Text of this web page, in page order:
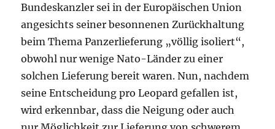
Bundeskanzler sei in der Europäischen Union
angesichts seiner besonnenen Zurückhaltung
beim Thema Panzerlieferung „völlig isoliert“,
obwohl nur wenige Nato-Länder zu einer
solchen Lieferung bereit waren. Nun, nachdem
seine Entscheidung pro Leopard gefallen ist,
wird erkennbar, dass die Neigung oder auch